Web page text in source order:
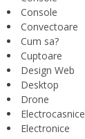
Console
Convectoare
Cum sa?
Cuptoare
Design Web
Desktop
Drone
Electrocasnice
Electronice